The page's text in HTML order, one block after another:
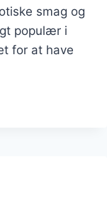
smag og
populær i
for at have